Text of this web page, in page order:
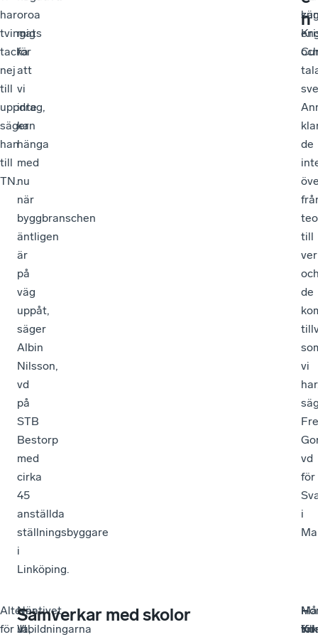
har
tvingats
tacka
nej
till
uppdrag,
säger
han
till
TN.
oroa
mig
för
att
vi
inte
kan
hänga
med
nu
när
byggbranschen
äntligen
är
på
väg
uppåt,
säger
Albin
Nilsson,
vd
på
STB
Bestorp
med
cirka
45
anställda
ställningsbyggare
i
Linköping.
n
de
till
de
vi
vd
för
i
Alternativet
för
–
Vi
När
utbildningarna
–
Ja,
Samverkar med skolor
–
vill
–